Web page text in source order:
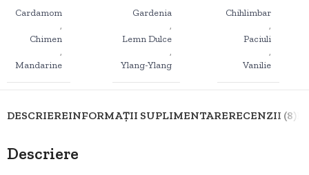
Cardamom
,
Chimen
,
Mandarine
Gardenia
,
Lemn Dulce
,
Ylang-Ylang
Chihlimbar
,
Paciuli
,
Vanilie
DESCRIEREINFORMAȚII SUPLIMENTARERECENZII (8)
Descriere